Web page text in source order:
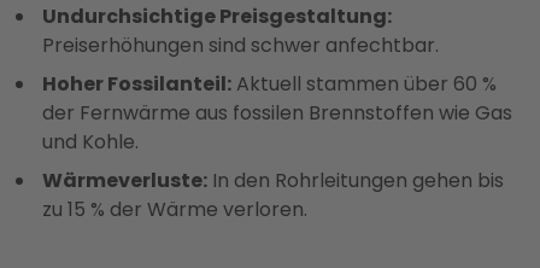
Undurchsichtige Preisgestaltung:
Preiserhöhungen sind schwer anfechtbar.
Hoher Fossilanteil:Aktuell stammen über 60 %
der Fernwärme aus fossilen Brennstoffen wie Gas
und Kohle.
Wärmeverluste:In den Rohrleitungen gehen bis
zu 15 % der Wärme verloren.